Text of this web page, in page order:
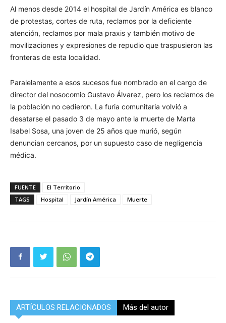
Al menos desde 2014 el hospital de Jardín América es blanco
de protestas, cortes de ruta, reclamos por la deficiente
atención, reclamos por mala praxis y también motivo de
movilizaciones y expresiones de repudio que traspusieron las
fronteras de esta localidad.
Paralelamente a esos sucesos fue nombrado en el cargo de
director del nosocomio Gustavo Álvarez, pero los reclamos de
la población no cedieron. La furia comunitaria volvió a
desatarse el pasado 3 de mayo ante la muerte de Marta
Isabel Sosa, una joven de 25 años que murió, según
denuncian cercanos, por un supuesto caso de negligencia
médica.
FUENTE
El Territorio
TAGS
Hospital Jardín América Muerte
ARTÍCULOS RELACIONADOS Más del autor